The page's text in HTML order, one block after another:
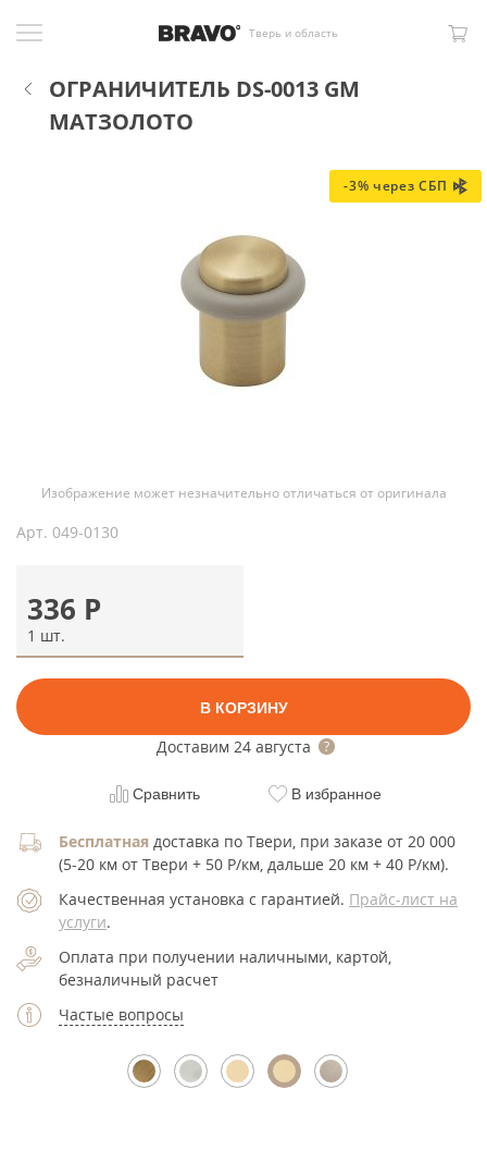
Тверь и область
ОГРАНИЧИТЕЛЬ DS-0013 GM
МАТЗОЛОТО
-3% через СБП
Изображение может незначительно отличаться от оригинала
Арт. 049-0130
336 Р
1 шт.
В КОРЗИНУ
Доставим 24 августа
Сравнить В избранное
Бесплатная доставка по Твери, при заказе от 20 000
(5-20 км от Твери + 50 Р/км, дальше 20 км + 40 Р/км).
Качественная установка с гарантией. Прайс-лист на
услуги.
Оплата при получении наличными, картой,
безналичный расчет
Частые вопросы